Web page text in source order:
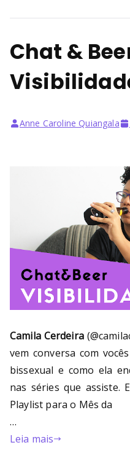
Chat &
Anne Caroline Quiangala
Camila Cerdeira
vem conversa com
bissexual e como ela
nas séries que assiste.
Playlist para o Mês da
…
Leia mais